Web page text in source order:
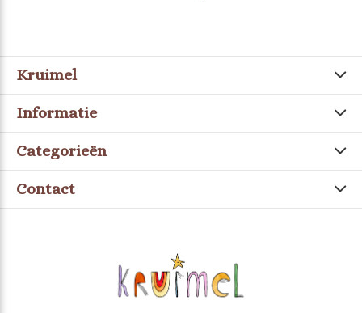
Kruimel
Informatie
Categorieën
Contact